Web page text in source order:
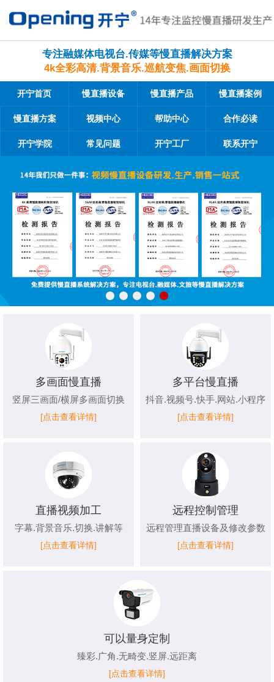
专注融媒体电视台.传媒等慢直播解决方案
4k全彩高清.背景音乐.巡航变焦.画面切换
开宁首页 慢直播设备 慢直播产品 慢直播案例
慢直播方案 视频中心 帮助中心 合作必读
开宁学院 常见问题 开宁工厂 联系开宁
多画面慢直播
竖屏三画面/横屏多画面切换
[点击查看详情]
多平台慢直播
抖音.视频号.快手.网站.小程序
[点击查看详情]
直播视频加工
字幕.背景音乐.切换.讲解等
[点击查看详情]
远程控制管理
远程管理直播设备及修改参数
[点击查看详情]
可以量身定制
臻彩.广角.无畸变.竖屏.远距离
[点击查看详情]